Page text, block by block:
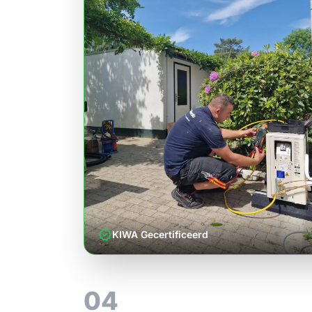
verifiedKIWA Gecertificeerd
04